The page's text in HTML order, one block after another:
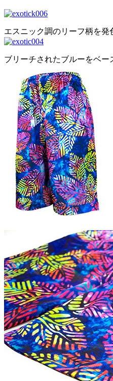
エスニック調のリーフ柄を発
ブリーチされたブルーをベー